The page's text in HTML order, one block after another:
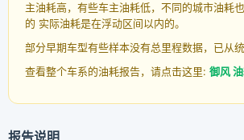
主油耗高，有些车主油耗低，不同的城市油耗
的 实际油耗是在浮动区间以内的。
部分早期车型有些样本没有总里程数据，已从统
查看整个车系的油耗报告，请点击这里: 御风